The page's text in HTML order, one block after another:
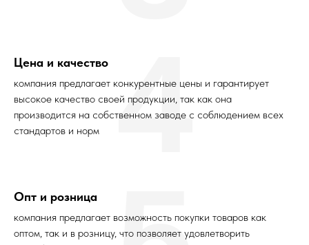
Цена и качество
компания предлагает конкурентные цены и гарантирует
высокое качество своей продукции, так как она
производится на собственном заводе с соблюдением всех
стандартов и норм
4
Опт и розница
компания предлагает возможность покупки товаров как
оптом, так и в розницу, что позволяет удовлетворить